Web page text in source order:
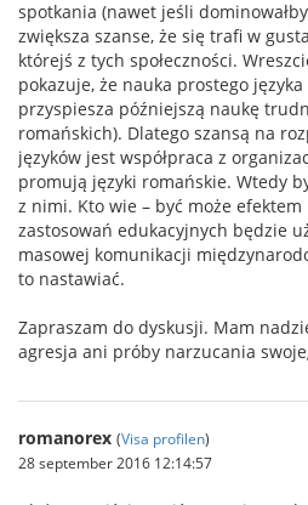
spotkania (nawet jeśli
zwiększa szanse, że się trafi w
którejś z tych społeczności.
pokazuje, że nauka prostego
przyspiesza późniejszą naukę
romańskich). Dlatego szansą na
języków jest współpraca z
promują języki romańskie. Wtedy
z nimi. Kto wie – być może
zastosowań edukacyjnych będzie
masowej komunikacji
to nastawiać.
Zapraszam do dyskusji. Mam
agresja ani próby narzucania
romanorex (Visa profilen)
28 september 2016 12:14:57